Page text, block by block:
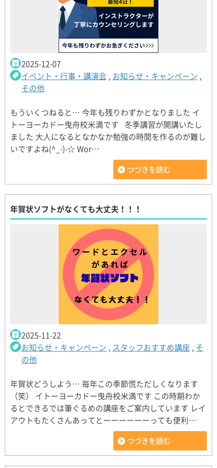
2025-12-07
イベント・行事・講演会 , お知らせ・キャンペーン ,
その他
もういくつねると… 今年も残りわずかとなりました イ
トーヨーカドー曳舟校米満です 冬季講習が開講いたし
ました 大人になるとなかなか勉強の時間を作るのが難し
いですよね(^_-)-☆ Wor…
つづきを読む
年賀状ソフトがなくても大丈夫！！！
2025-11-22
お知らせ・キャンペーン , スタッフおすすめ講座 , そ
の他
年賀状どうしよう… 毎年この季節慌ただしくなります
（笑） イトーヨーカドー曳舟校米満です この時期わか
るとできるでは筆ぐるめの講座をご案内しています レイ
アウトもたくさんあってとーーーーーーっても便利…
つづきを読む